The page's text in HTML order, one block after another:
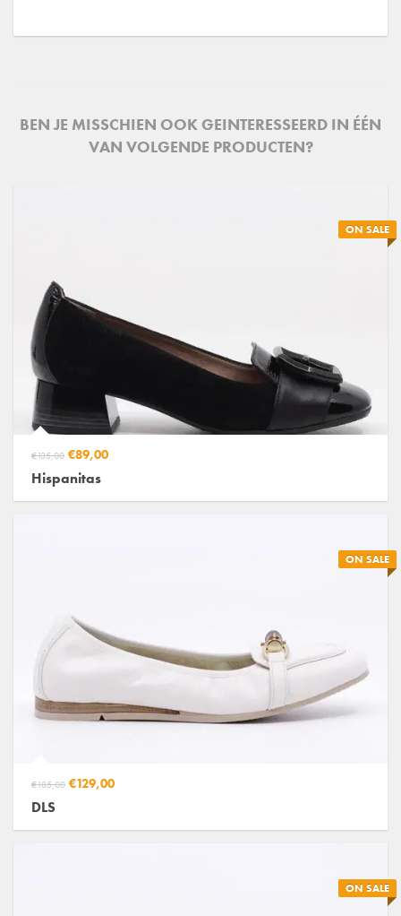
BEN JE MISSCHIEN OOK GEINTERESSEERD IN ÉÉN
VAN VOLGENDE PRODUCTEN?
ON SALE
€135,00 €89,00
Hispanitas
ON SALE
€185,00 €129,00
DLS
ON SALE